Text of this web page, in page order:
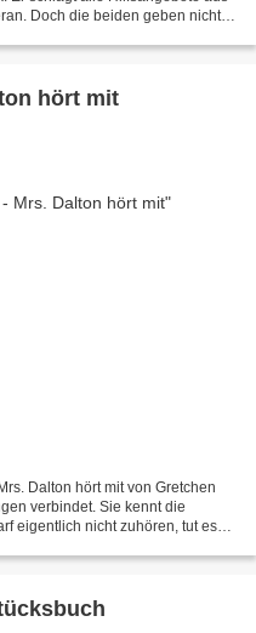
Doch die beiden geben nicht
hört mit
Dalton hört mit von Gretchen
verbindet. Sie kennt die
eigentlich nicht zuhören, tut es